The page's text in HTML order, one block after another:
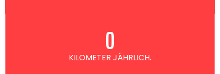
KILOMETER JÄHRLICH.
0